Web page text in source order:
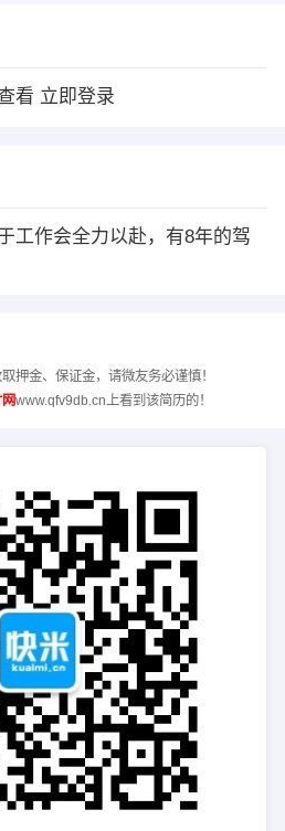
看 立即登录
工作会全力以赴，有8年的驾
押金、保证金，请微友务必谨慎！
www.qfv9db.cn上看到该简历的！